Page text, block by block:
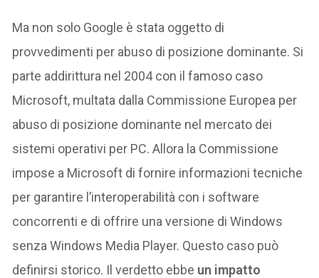
Ma non solo Google è stata oggetto di
provvedimenti per abuso di posizione dominante. Si
parte addirittura nel 2004 con il famoso caso
Microsoft, multata dalla Commissione Europea per
abuso di posizione dominante nel mercato dei
sistemi operativi per PC. Allora la Commissione
impose a Microsoft di fornire informazioni tecniche
per garantire l’interoperabilità con i software
concorrenti e di offrire una versione di Windows
senza Windows Media Player. Questo caso può
definirsi storico. Il verdetto ebbe un impatto